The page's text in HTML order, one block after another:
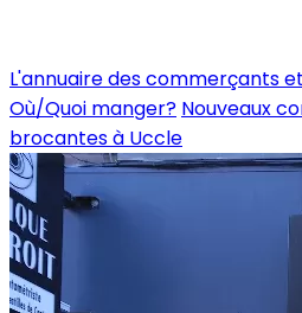
L'annuaire des commerçants
Où/Quoi manger? Nouveaux
brocantes à Uccle